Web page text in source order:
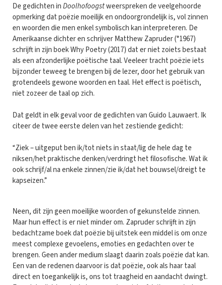
De gedichten inDoolhofoogstweerspreken de veelgehoorde
opmerking dat poëzie moeilijk en ondoorgrondelijk is, vol zinnen
en woorden die men enkel symbolisch kan interpreteren. De
Amerikaanse dichter en schrijver Matthew Zapruder (°1967)
schrijft in zijn boek Why Poetry (2017) dat er niet zoiets bestaat
als een afzonderlijke poëtische taal. Veeleer tracht poëzie iets
bijzonder teweeg te brengen bij de lezer, door het gebruik van
grotendeels gewone woorden en taal. Het effect is poëtisch,
niet zozeer de taal op zich.
Dat geldt in elk geval voor de gedichten van Guido Lauwaert. Ik
citeer de twee eerste delen van het zestiende gedicht:
“Ziek – uitgeput ben ik/tot niets in staat/lig de hele dag te
niksen/het praktische denken/verdringt het filosofische. Wat ik
ook schrijf/al na enkele zinnen/zie ik/dat het bouwsel/dreigt te
kapseizen.”
Neen, dit zijn geen moeilijke woorden of gekunstelde zinnen.
Maar hun effect is er niet minder om. Zapruder schrijft in zijn
bedachtzame boek dat poëzie bij uitstek een middel is om onze
meest complexe gevoelens, emoties en gedachten over te
brengen. Geen ander medium slaagt daarin zoals poëzie dat kan.
Een van de redenen daarvoor is dat poëzie, ook als haar taal
direct en toegankelijk is, ons tot traagheid en aandacht dwingt.